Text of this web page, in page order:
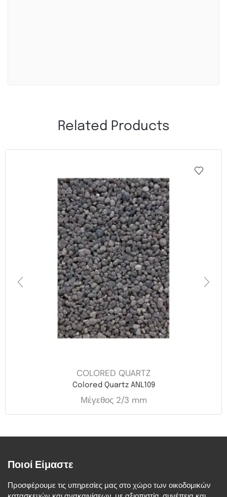
Related Products
COLORED QUARTZ
Colored Quartz ANL109
Μέγεθος 2/3 mm
Ποιοί Είμαστε
Προσφέρουμε τις υπηρεσίες μας στο χώρο των οικοδομικών